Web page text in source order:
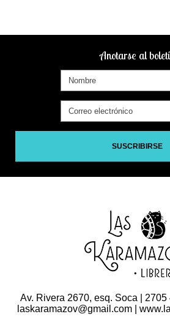
Anotarse al
SUSCRIBIRSE
Av. Rivera 2670, esq. Soca | 2705
laskaramazov@gmail.com |